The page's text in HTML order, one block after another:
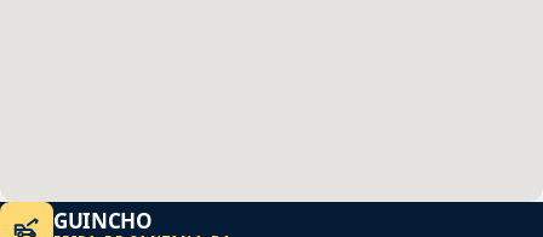
GUINCHO